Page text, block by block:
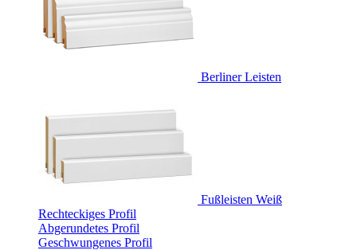
Berliner Leisten
Fußleisten Weiß
Rechteckiges Profil
Abgerundetes Profil
Geschwungenes Profil